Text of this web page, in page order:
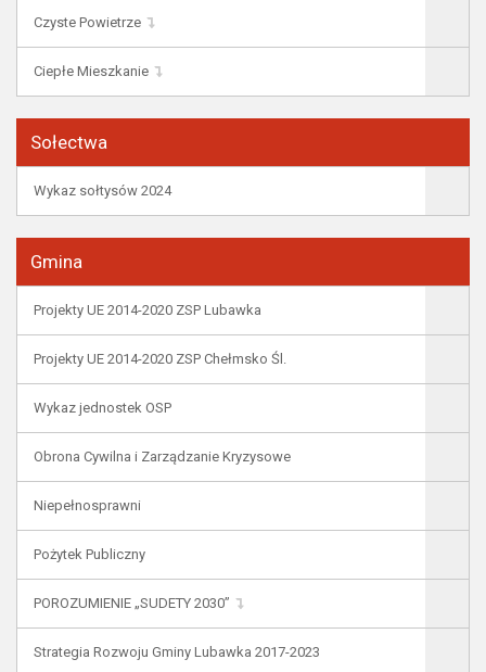
Czyste Powietrze
Ciepłe Mieszkanie
Sołectwa
Wykaz sołtysów 2024
Gmina
Projekty UE 2014-2020 ZSP Lubawka
Projekty UE 2014-2020 ZSP Chełmsko Śl.
Wykaz jednostek OSP
Obrona Cywilna i Zarządzanie Kryzysowe
Niepełnosprawni
Pożytek Publiczny
POROZUMIENIE „SUDETY 2030”
Strategia Rozwoju Gminy Lubawka 2017-2023